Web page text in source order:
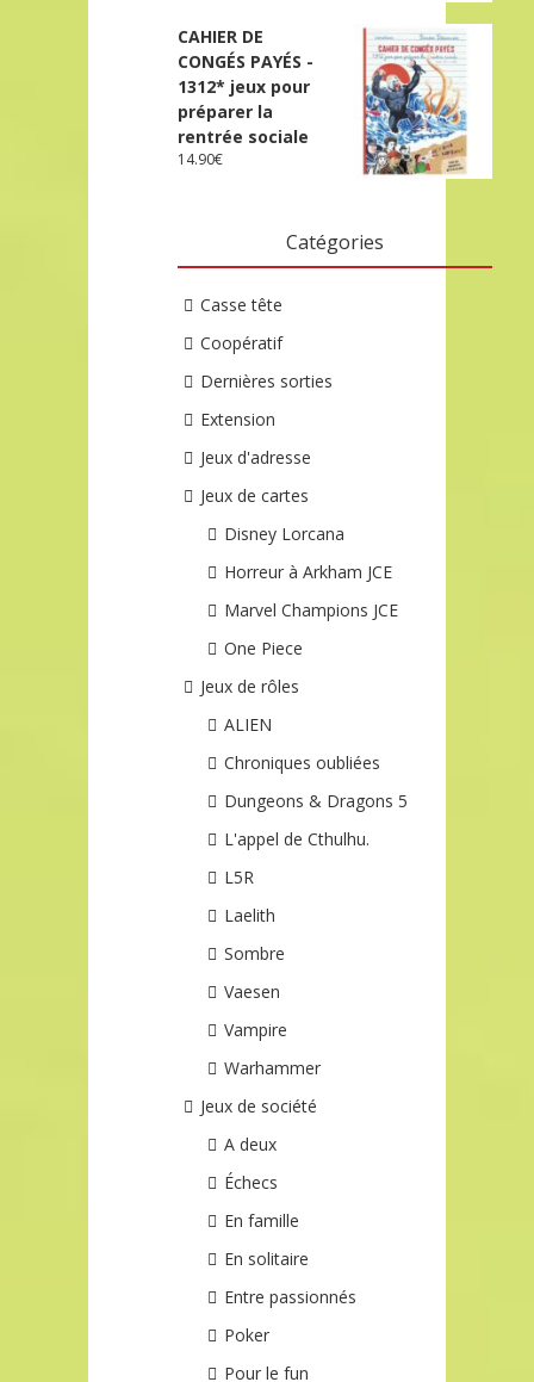
CAHIER DE
CONGÉS PAYÉS -
1312* jeux pour
préparer la
rentrée sociale
14.90€
Catégories
Casse tête
Coopératif
Dernières sorties
Extension
Jeux d'adresse
Jeux de cartes
Disney Lorcana
Horreur à Arkham JCE
Marvel Champions JCE
One Piece
Jeux de rôles
ALIEN
Chroniques oubliées
Dungeons & Dragons 5
L'appel de Cthulhu.
L5R
Laelith
Sombre
Vaesen
Vampire
Warhammer
Jeux de société
A deux
Échecs
En famille
En solitaire
Entre passionnés
Poker
Pour le fun